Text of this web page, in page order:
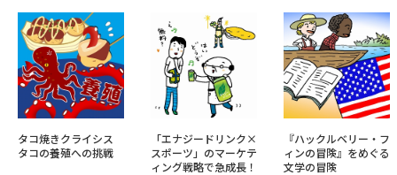
タコ焼きクライシス
タコの養殖への挑戦
「エナジードリンク×
スポーツ」のマーケテ
ィング戦略で急成長！
『ハックルベリー・フ
ィンの冒険』をめぐる
文学の冒険